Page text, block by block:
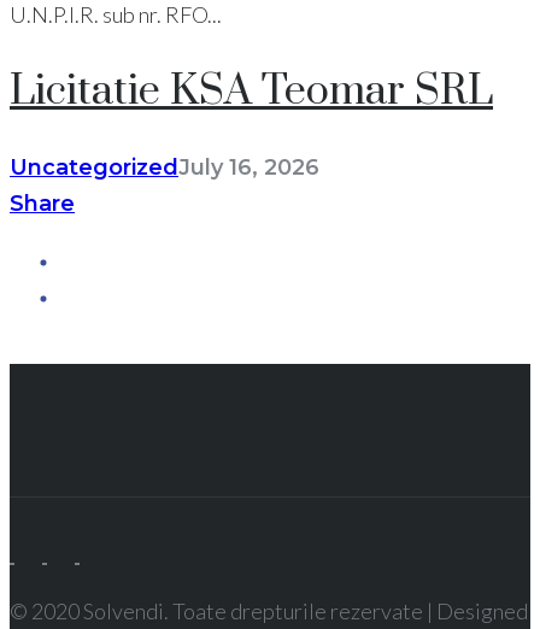
U.N.P.I.R. sub nr. RFO...
Licitatie KSA Teomar SRL
UncategorizedJuly 16, 2026
Share
© 2020 Solvendi. Toate drepturile rezervate | Designed